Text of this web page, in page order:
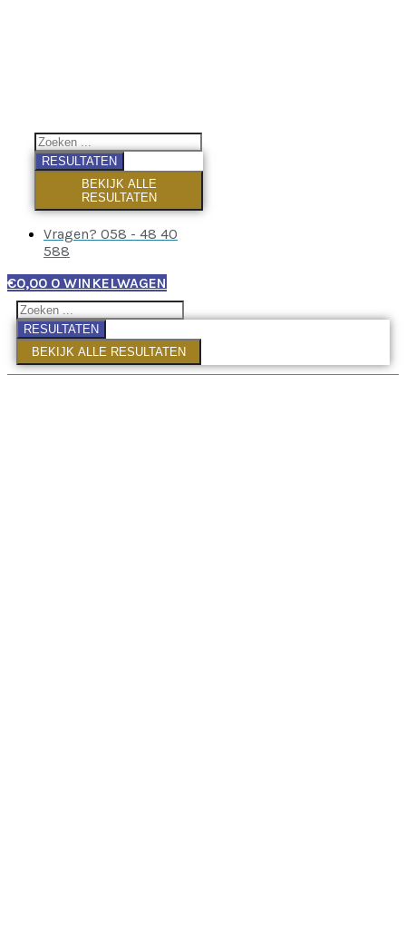
RESULTATEN
BEKIJK ALLE
RESULTATEN
Vragen? 058 - 48 40
588
€0,00 0 WINKELWAGEN
RESULTATEN
BEKIJK ALLE RESULTATEN